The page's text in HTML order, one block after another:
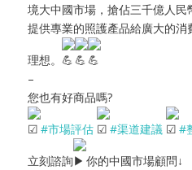
境大中國市場，搶佔三千億人民
提供專業的照護產品給廣大的
理想。
–
您也有好商品嗎?
#市場評估 #渠道建議 #
立刻諮詢
你的中國市場顧問↓